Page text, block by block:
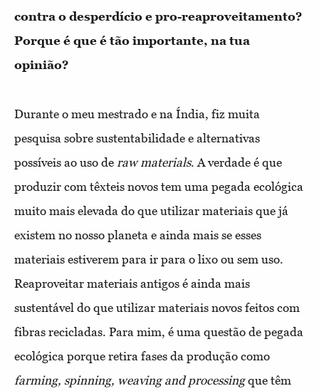
contra o desperdício e pro-reaproveitamento?
Porque é que é tão importante, na tua
opinião?
Durante o meu mestrado e na Índia, fiz muita
pesquisa sobre sustentabilidade e alternativas
possíveis ao uso de raw materials. A verdade é que
produzir com têxteis novos tem uma pegada ecológica
muito mais elevada do que utilizar materiais que já
existem no nosso planeta e ainda mais se esses
materiais estiverem para ir para o lixo ou sem uso.
Reaproveitar materiais antigos é ainda mais
sustentável do que utilizar materiais novos feitos com
fibras recicladas. Para mim, é uma questão de pegada
ecológica porque retira fases da produção como
farming, spinning, weaving and processingque têm